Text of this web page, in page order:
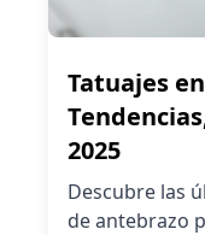
Tatuajes
2025
Descubre las
de antebrazo